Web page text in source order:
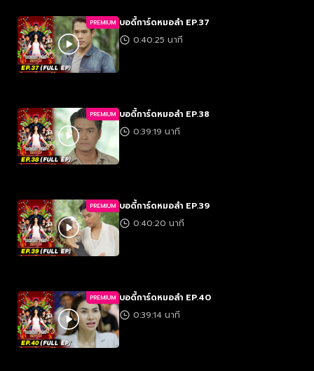
PREMIUM บอดี้การ์ดหมอลำ EP.37
0:40:25 นาที
PREMIUM บอดี้การ์ดหมอลำ EP.38
0:39:19 นาที
PREMIUM บอดี้การ์ดหมอลำ EP.39
0:40:20 นาที
PREMIUM บอดี้การ์ดหมอลำ EP.40
0:39:14 นาที